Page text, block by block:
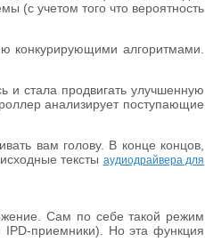
(с учетом того что вероятность
алгоритмами.
и стала продвигать улучшенную
анализирует поступающие
вам голову. В конце концов,
тексты аудиодрайвера для
Сам по себе такой режим
IPD-приемники). Но эта функция